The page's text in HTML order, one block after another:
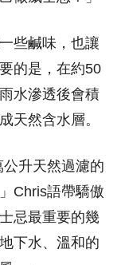
些鹹味，也讓
的是，在約50
水滲透後會積
天然含水層。
公升天然過濾的
Chris語帶驕傲
忌最重要的幾
下水、溫和的